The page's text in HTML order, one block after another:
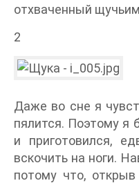
отхваченный
2
Даже во сне я
пялится. Поэтому я
и приготовился,
вскочить на ноги.
потому что,